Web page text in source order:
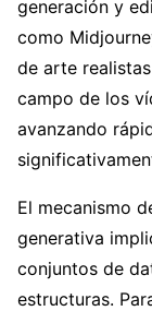
generación y
como
de arte
campo de los
avanzando
El mecanismo
generativa
conjuntos de
estructuras.